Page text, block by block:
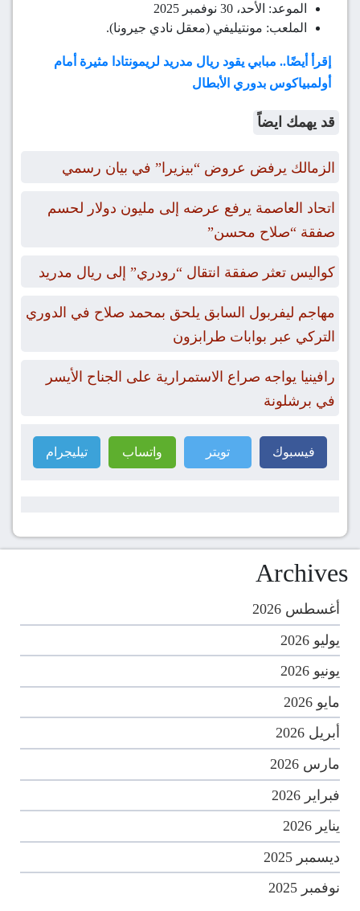
الموعد: الأحد، 30 نوفمبر 2025
الملعب: مونتيليفي (معقل نادي جيرونا).
إقرأ أيضًا.. مبابي يقود ريال مدريد لريمونتادا مثيرة أمام
أولمبياكوس بدوري الأبطال
قد يهمك ايضاً
الزمالك يرفض عروض “بيزيرا” في بيان رسمي
اتحاد العاصمة يرفع عرضه إلى مليون دولار لحسم
صفقة “صلاح محسن”
كواليس تعثر صفقة انتقال “رودري” إلى ريال مدريد
مهاجم ليفربول السابق يلحق بمحمد صلاح في الدوري
التركي عبر بوابات طرابزون
رافينيا يواجه صراع الاستمرارية على الجناح الأيسر
في برشلونة
فيسبوك تويتر واتساب تيليجرام
Archives
أغسطس 2026
يوليو 2026
يونيو 2026
مايو 2026
أبريل 2026
مارس 2026
فبراير 2026
يناير 2026
ديسمبر 2025
نوفمبر 2025